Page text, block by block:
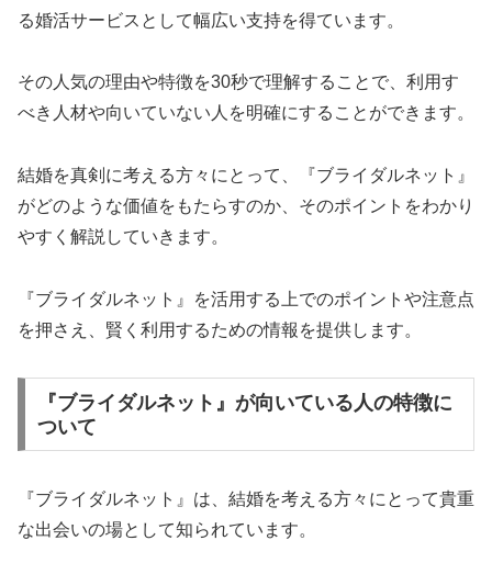
る婚活サービスとして幅広い支持を得ています。
その人気の理由や特徴を30秒で理解することで、利用す
べき人材や向いていない人を明確にすることができます。
結婚を真剣に考える方々にとって、『ブライダルネット』
がどのような価値をもたらすのか、そのポイントをわかり
やすく解説していきます。
『ブライダルネット』を活用する上でのポイントや注意点
を押さえ、賢く利用するための情報を提供します。
『ブライダルネット』が向いている人の特徴に
ついて
『ブライダルネット』は、結婚を考える方々にとって貴重
な出会いの場として知られています。